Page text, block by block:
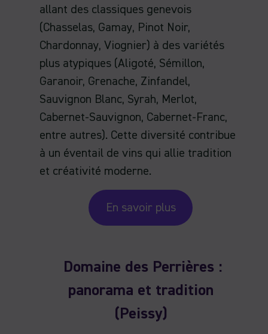
allant des classiques genevois
(Chasselas, Gamay, Pinot Noir,
Chardonnay, Viognier) à des variétés
plus atypiques (Aligoté, Sémillon,
Garanoir, Grenache, Zinfandel,
Sauvignon Blanc, Syrah, Merlot,
Cabernet-Sauvignon, Cabernet-Franc,
entre autres). Cette diversité contribue
à un éventail de vins qui allie tradition
et créativité moderne.
En savoir plus
Domaine des Perrières :
panorama et tradition
(Peissy)